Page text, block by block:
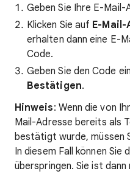
Geben Sie Ihre E-Mail-
Klicken Sie auf E-
erhalten dann eine E-
Code.
Geben Sie den Code
Bestätigen.
Hinweis: Wenn die von
Mail-Adresse bereits als
bestätigt wurde, müssen
In diesem Fall können
überspringen. Sie ist